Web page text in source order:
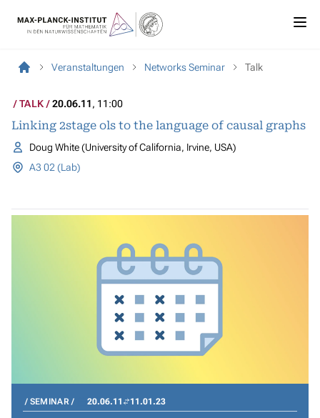
Veranstaltungen Networks Seminar Talk
TALK 20.06.11, 11:00
Linking 2stage ols to the language of causal graphs
Doug White (University of California, Irvine, USA)
A3 02 (Lab)
SEMINAR 20.06.11 11.01.23